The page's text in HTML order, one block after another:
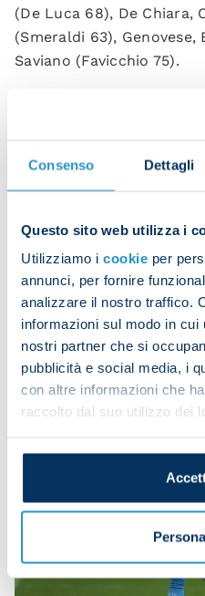
Consenso Dettagli
Questo sito web utilizza i
Utilizziamo i cookie per
annunci, per fornire
analizzare il nostro traffico.
informazioni sul modo in
nostri partner che si
pubblicità e social media, i
con altre informazioni che
raccolto dal suo utilizzo dei
(De Luca 68), De Chiara,
(Smeraldi 63), Genovese,
Saviano (Favicchio 75).